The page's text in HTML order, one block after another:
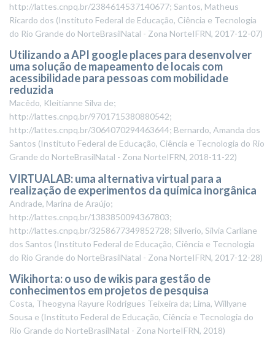
http://lattes.cnpq.br/2384614537140677; Santos, Matheus
Ricardo dos (Instituto Federal de Educação, Ciência e Tecnologia
do Rio Grande do NorteBrasilNatal - Zona NorteIFRN, 2017-12-07)
Utilizando a API google places para desenvolver
uma solução de mapeamento de locais com
acessibilidade para pessoas com mobilidade
reduzida
Macêdo, Kleitianne Silva de;
http://lattes.cnpq.br/9701715380880542;
http://lattes.cnpq.br/3064070294463644; Bernardo, Amanda dos
Santos (Instituto Federal de Educação, Ciência e Tecnologia do Rio
Grande do NorteBrasilNatal - Zona NorteIFRN, 2018-11-22)
VIRTUALAB: uma alternativa virtual para a
realização de experimentos da química inorgânica
Andrade, Marina de Araújo;
http://lattes.cnpq.br/1383850094367803;
http://lattes.cnpq.br/3258677349852728; Silverio, Silvia Carliane
dos Santos (Instituto Federal de Educação, Ciência e Tecnologia
do Rio Grande do NorteBrasilNatal - Zona NorteIFRN, 2017-12-28)
Wikihorta: o uso de wikis para gestão de
conhecimentos em projetos de pesquisa
Costa, Theogyna Rayure Rodrigues Teixeira da; Lima, Willyane
Sousa e (Instituto Federal de Educação, Ciência e Tecnologia do
Rio Grande do NorteBrasilNatal - Zona NorteIFRN, 2018)